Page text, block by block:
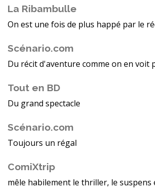
La Ribambulle
On est une fois de plus happé par le
Scénario.com
Du récit d'aventure comme on en voit
Tout en BD
Du grand spectacle
Scénario.com
Toujours un régal
ComiXtrip
mêle habilement le thriller, le suspens